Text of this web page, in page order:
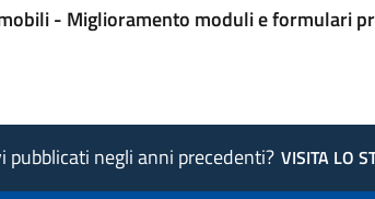
- Miglioramento moduli e formulari
pubblicati negli anni precedenti? VISITA LO